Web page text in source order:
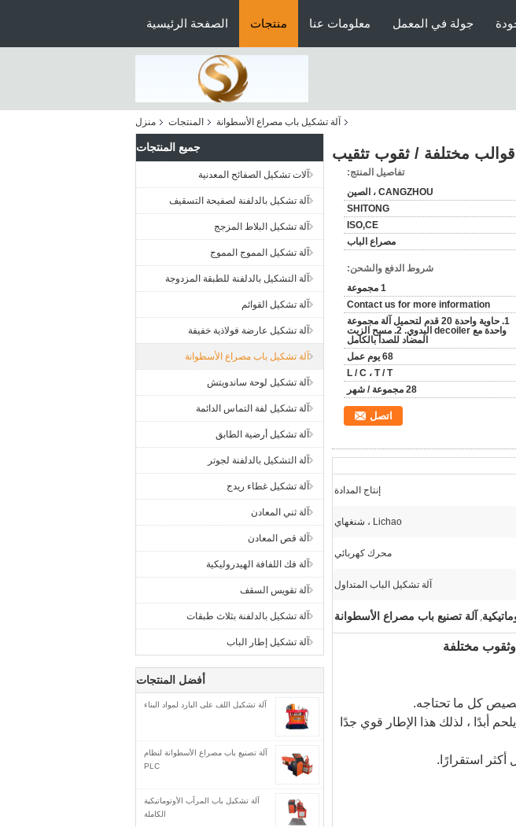
الصفحة الرئيسية منتجات معلومات عنا جولة في المعمل
منزل المنتجات آلة تشكيل باب مصراع الأسطوانة
جميع المنتجات
آلات تشكيل الصفائح المعدنية
آلة تشكيل بالدلفنة لصفيحة التسقيف
آلة تشكيل البلاط المزجج
آلة تشكيل المموج المموج
آلة التشكيل بالدلفنة للطبقة المزدوجة
آلة تشكيل القوائم
آلة تشكيل عارضة فولاذية خفيفة
آلة تشكيل باب مصراع الأسطوانة
آلة تشكيل لوحة ساندويتش
آلة تشكيل لفة التماس الدائمة
آلة تشكيل أرضية الطابق
آلة التشكيل بالدلفنة لجوتر
آلة تشكيل غطاء ريدج
آلة ثني المعادن
آلة قص المعادن
آلة فك اللفافة الهيدروليكية
آلة تقويس السقف
آلة تشكيل بالدلفنة بثلاث طبقات
آلة تشكيل إطار الباب
أفضل المنتجات
آلة تشكيل اللف على البارد لمواد البناء
آلة تصنيع باب مصراع الأسطوانة لنظام
PLC
آلة تشكيل باب المرآب الأوتوماتيكية
الكاملة
قوالب مختلفة / ثقوب تثقيب
تفاصيل المنتج:
CANGZHOU ، الصين
SHITONG
ISO,CE
مصراع الباب
شروط الدفع والشحن:
1 مجموعة
Contact us for more information
1. حاوية واحدة 20 قدم لتحميل آلة مجموعة
واحدة مع decoiler اليدوي. 2. مسح الزيت
المضاد للصدأ بالكامل
68 يوم عمل
L / C ، T / T
28 مجموعة / شهر
اتصل
إنتاج المدادة
Lichao ، شنغهاي
محرك كهربائي
آلة تشكيل الباب المتداول
, آلة تصنيع باب مصراع الأسطوانة
مختلفة
كل ما تحتاجه.
أبدًا ، لذلك هذا الإطار قوي جدًا
استقرارًا.